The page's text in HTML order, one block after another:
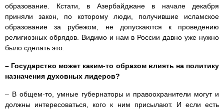
образование. Кстати, в Азербайджане в начале декабря
приняли закон, по которому люди, получившие исламское
образование за рубежом, не допускаются к проведению
религиозных обрядов. Видимо и нам в России давно уже нужно
было сделать это.
– Государство может каким-то образом влиять на политику
назначения духовных лидеров?
– В общем-то, умные губернаторы и правоохранители могут и
должны интересоваться, кого к ним присылают. И если есть